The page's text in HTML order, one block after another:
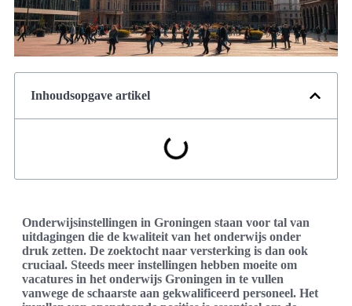
Inhoudsopgave artikel
Onderwijsinstellingen in Groningen staan voor tal van
uitdagingen die de kwaliteit van het onderwijs onder
druk zetten. De zoektocht naar versterking is dan ook
cruciaal. Steeds meer instellingen hebben moeite om
vacatures in het onderwijs Groningen in te vullen
vanwege de schaarste aan gekwalificeerd personeel. Het